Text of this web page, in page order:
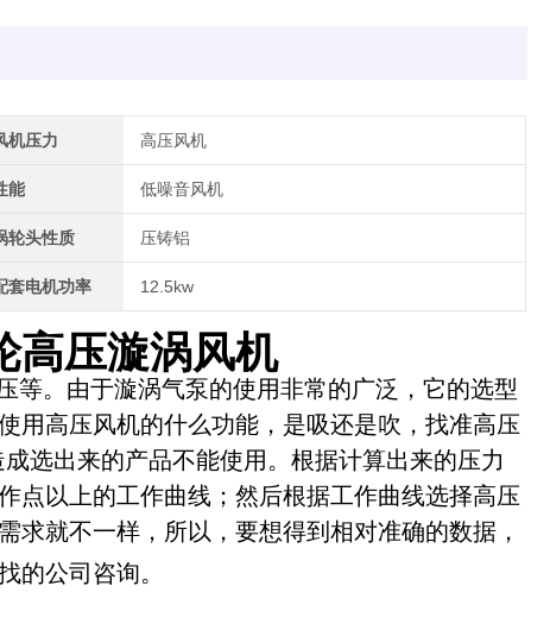
机压力 高压风机
能 低噪音风机
轮头性质 压铸铝
套电机功率 12.5kw
高压漩涡风机
等。由于漩涡气泵的使用非常的广泛，它的选型
用高压风机的什么功能，是吸还是吹，找准高压
选出来的产品不能使用。根据计算出来的压力
点以上的工作曲线；然后根据工作曲线选择高压
求就不一样，所以，要想得到相对准确的数据，
的公司咨询。